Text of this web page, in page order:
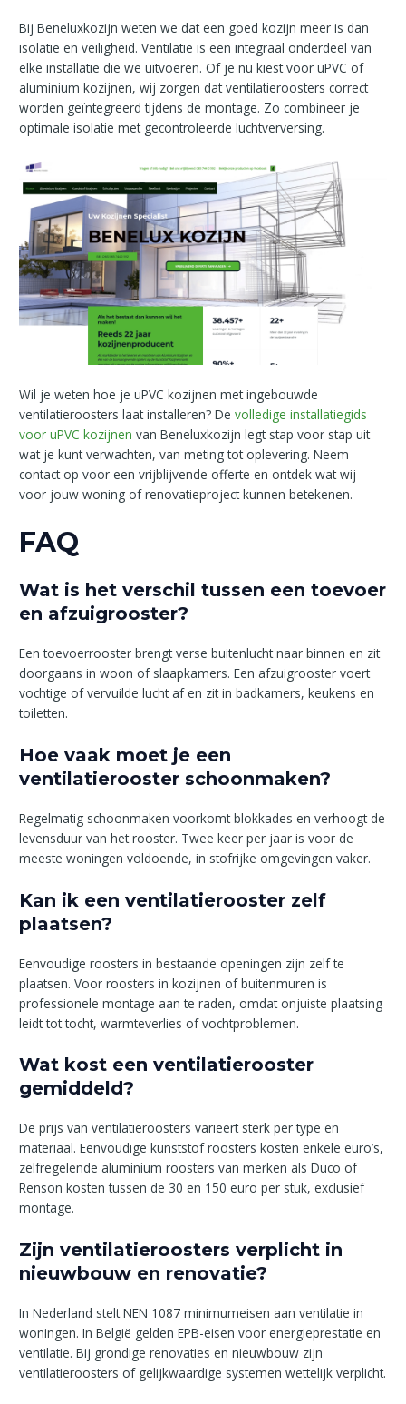
Bij Beneluxkozijn weten we dat een goed kozijn meer is dan
isolatie en veiligheid. Ventilatie is een integraal onderdeel van
elke installatie die we uitvoeren. Of je nu kiest voor uPVC of
aluminium kozijnen, wij zorgen dat ventilatieroosters correct
worden geïntegreerd tijdens de montage. Zo combineer je
optimale isolatie met gecontroleerde luchtverversing.
Wil je weten hoe je uPVC kozijnen met ingebouwde
ventilatieroosters laat installeren? Devolledige installatiegids
voor uPVC kozijnen van Beneluxkozijn legt stap voor stap uit
wat je kunt verwachten, van meting tot oplevering. Neem
contact op voor een vrijblijvende offerte en ontdek wat wij
voor jouw woning of renovatieproject kunnen betekenen.
FAQ
Wat is het verschil tussen een toevoer
en afzuigrooster?
Een toevoerrooster brengt verse buitenlucht naar binnen en zit
doorgaans in woon of slaapkamers. Een afzuigrooster voert
vochtige of vervuilde lucht af en zit in badkamers, keukens en
toiletten.
Hoe vaak moet je een
ventilatierooster schoonmaken?
Regelmatig schoonmaken voorkomt blokkades en verhoogt de
levensduur van het rooster. Twee keer per jaar is voor de
meeste woningen voldoende, in stofrijke omgevingen vaker.
Kan ik een ventilatierooster zelf
plaatsen?
Eenvoudige roosters in bestaande openingen zijn zelf te
plaatsen. Voor roosters in kozijnen of buitenmuren is
professionele montage aan te raden, omdat onjuiste plaatsing
leidt tot tocht, warmteverlies of vochtproblemen.
Wat kost een ventilatierooster
gemiddeld?
De prijs van ventilatieroosters varieert sterk per type en
materiaal. Eenvoudige kunststof roosters kosten enkele euro’s,
zelfregelende aluminium roosters van merken als Duco of
Renson kosten tussen de 30 en 150 euro per stuk, exclusief
montage.
Zijn ventilatieroosters verplicht in
nieuwbouw en renovatie?
In Nederland stelt NEN 1087 minimumeisen aan ventilatie in
woningen. In België gelden EPB-eisen voor energieprestatie en
ventilatie. Bij grondige renovaties en nieuwbouw zijn
ventilatieroosters of gelijkwaardige systemen wettelijk verplicht.